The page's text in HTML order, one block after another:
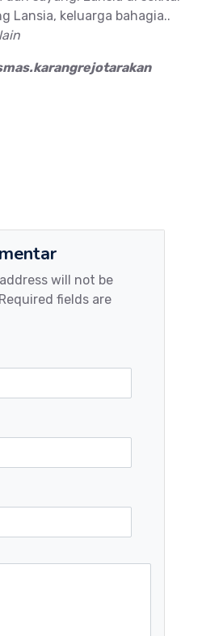
Lansia, keluarga bahagia..
will not be
fields are